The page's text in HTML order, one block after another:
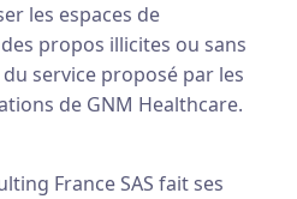
les espaces de
propos illicites ou sans
service proposé par les
de GNM Healthcare.
France SAS fait ses